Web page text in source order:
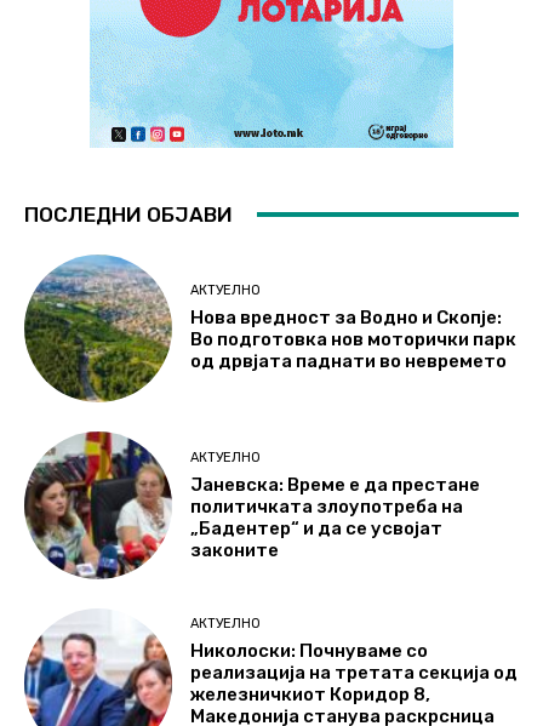
ПОСЛЕДНИ ОБЈАВИ
АКТУЕЛНО
Нова вредност за Водно и Скопје:
Во подготовка нов моторички парк
од дрвјата паднати во невремето
АКТУЕЛНО
Јаневска: Време е да престане
политичката злоупотреба на
„Бадентер“ и да се усвојат
законите
АКТУЕЛНО
Николоски: Почнуваме со
реализација на третата секција од
железничкиот Коридор 8,
Македонија станува раскрсница